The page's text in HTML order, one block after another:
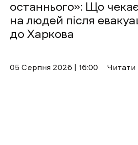
останнього»: Що чекає
на людей після
до Харкова
05 Cерпня 2026 | 16:00 Читати